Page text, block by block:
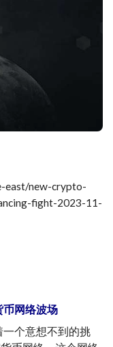
east/new-crypto-
fight-2023-11-
币网络波场
个意想不到的挑